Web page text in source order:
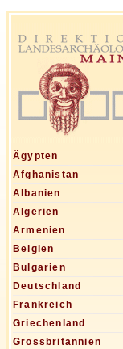
Ägypten
Afghanistan
Albanien
Algerien
Armenien
Belgien
Bulgarien
Deutschland
Frankreich
Griechenland
Grossbritannien